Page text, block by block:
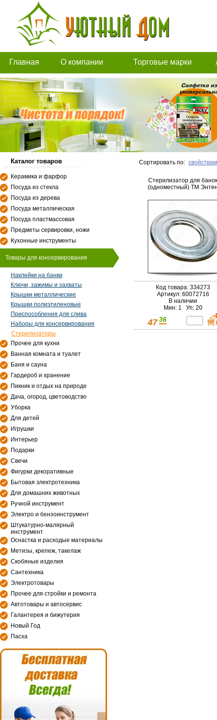
Главная О компании Торговые марки
Каталог товаров
Керамика и фарфор
Посуда из стекла
Посуда из дерева
Посуда металлическая
Посуда пластмассовая
Предметы сервировки, ножи
Кухонные инструменты
Товары для консервирования
Наклейки на банки
Ключи, зажимы и захваты
Крышки металлические
Крышки полиэтиленовые
Приспособления для слива
Наборы для консервирования
Стерилизаторы
Прочее для кухни
Ванная комната и туалет
Баня и сауна
Гардероб и хранение
Пикник и отдых на природе
Дача, огород, цветоводство
Уборка
Для детей
Игрушки
Интерьер
Подарки
Свечи
Фигурки декоративные
Бытовая электротехника
Для домашних животных
Ручной инструмент
Электро и бензоинструмент
Штукатурно-малярный
инструмент
Оснастка и расходые материалы
Метизы, крепеж, такелаж
Скобяные изделия
Сантехника
Электротовары
Прочее для стройки и ремонта
Автотовары и автосервис
Галантерея и бижутерия
Новый Год
Пасха
Сортировать по: свойствам
Стерилизатор для банок
(одноместный) ТМ
Код товара: 334273
Артикул: 60072716
В наличии
Мин: 1 Уп: 20
47 36